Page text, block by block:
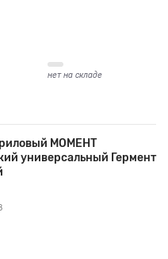
нет на складе
МОМЕНТ
универсальный Гермент